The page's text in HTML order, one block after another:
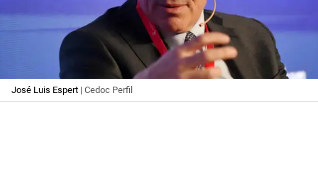
José Luis Espert | Cedoc Perfil